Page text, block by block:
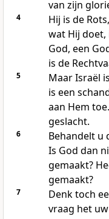
van zijn
4
Hij is de
wat Hij doet,
God, een
is de
5
Maar Israël
is een
aan Hem
geslacht.
6 Behandelt u
Is God dan
gemaakt?
gemaakt?
7
Denk toch
vraag het